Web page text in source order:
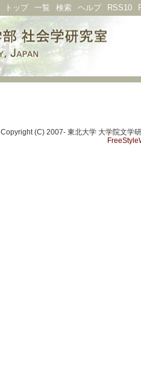
トップ 一覧 検索 ヘルプ RSS10
Copyright (C) 2007- 東北大学 大学院文学